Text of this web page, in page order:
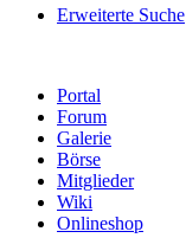
Erweiterte Suche
Portal
Forum
Galerie
Börse
Mitglieder
Wiki
Onlineshop